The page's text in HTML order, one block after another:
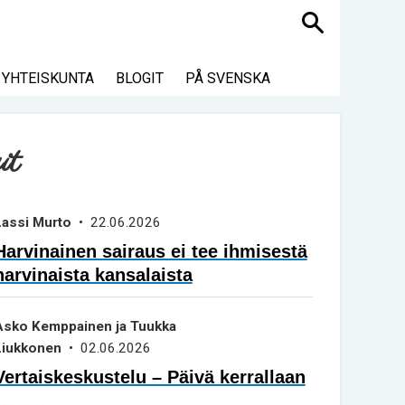
Haku
YHTEISKUNTA BLOGIT PÅ SVENSKA
Murto • 22.06.2026
sairaus ei tee ihmisestä
kansalaista
Kemppainen ja Tuukka
• 02.06.2026
– Päivä kerrallaan